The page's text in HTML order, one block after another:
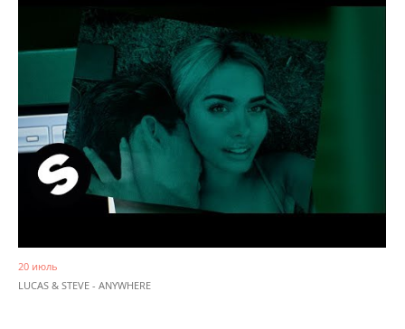
20 июль
LUCAS & STEVE - ANYWHERE